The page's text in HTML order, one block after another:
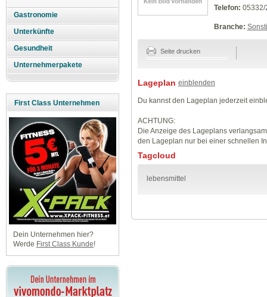
Gastronomie
Unterkünfte
Gesundheit
Unternehmerpakete
First Class Unternehmen
Dein Unternehmen hier?
Werde First Class Kunde!
Telefon: 05332/
Branche:
Seite drucken
Lageplan einblenden
Du kannst den Lageplan jederzeit
ACHTUNG:
Die Anzeige des Lageplans
den Lageplan nur bei einer schnellen
Tagcloud
lebensmittel